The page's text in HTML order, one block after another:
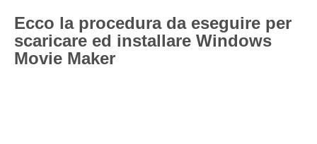
Ecco la procedura da eseguire per
scaricare ed installare Windows
Movie Maker